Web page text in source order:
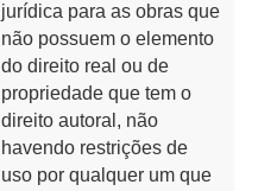
jurídica para as obras que
não possuem o elemento
do direito real ou de
propriedade que tem o
direito autoral, não
havendo restrições de
uso por qualquer um que